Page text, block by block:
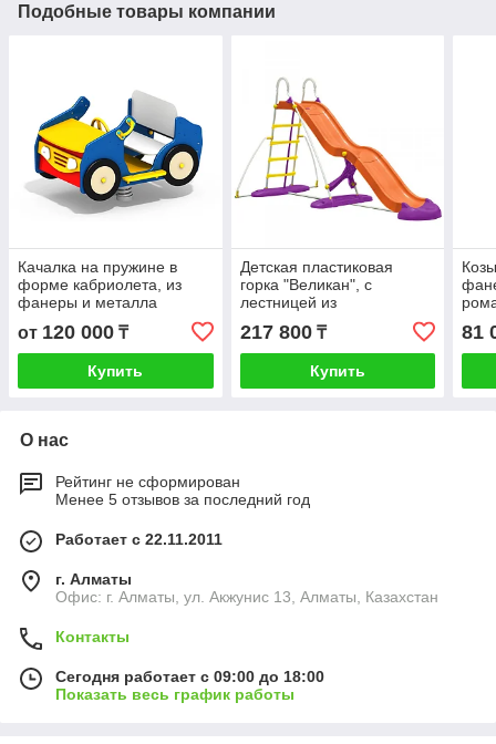
Подобные товары компании
Качалка на пружине в
форме кабриолета, из
фанеры и металла
от 120 000 ₸
Купить
Детская пластиковая
горка "Великан", с
лестницей из
высокопрочного пластика
217 800₸
Купить
81
О нас
Рейтинг не сформирован
Менее 5 отзывов за последний год
Работает с 22.11.2011
г. Алматы
Офис: г. Алматы, ул. Акжунис 13, Алматы, Казахстан
Контакты
Сегодня работает с 09:00 до 18:00
Показать весь график работы